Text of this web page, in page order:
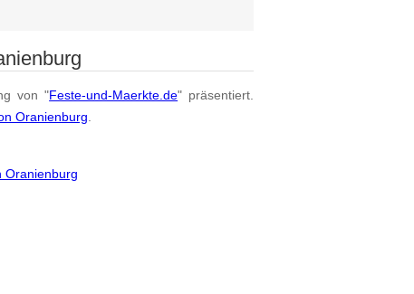
von "Feste-und-Maerkte.de" präsentiert.
Oranienburg.
Oranienburg